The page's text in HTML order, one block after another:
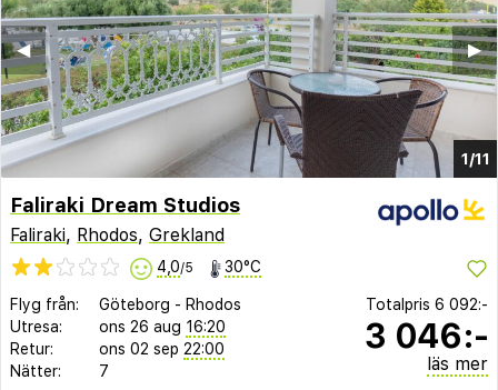
1/11
▶︎
◀︎
Faliraki Dream Studios
Faliraki, Rhodos, Grekland
4,0/5 30°C
Flyg från: Göteborg - Rhodos
Utresa:
ons 26 aug 16:20
Retur:
ons 02 sep 22:00
Nätter:
7
Totalpris 6 092:-
3 046:-
läs mer